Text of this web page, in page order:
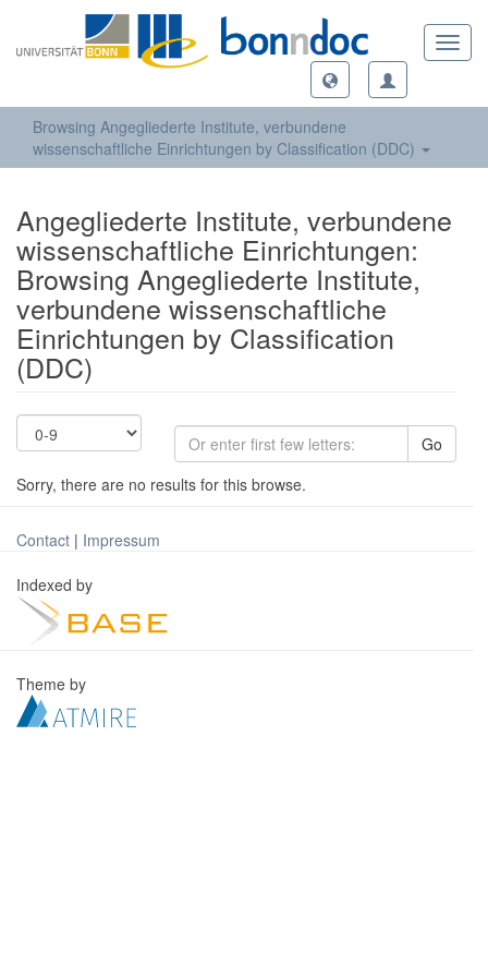
Browsing Angegliederte Institute, verbundene
wissenschaftliche Einrichtungen by Classification (DDC)
Angegliederte Institute, verbundene
wissenschaftliche Einrichtungen:
Browsing Angegliederte Institute,
verbundene wissenschaftliche
Einrichtungen by Classification
(DDC)
Go
Sorry, there are no results for this browse.
Contact | Impressum
Indexed by
Theme by